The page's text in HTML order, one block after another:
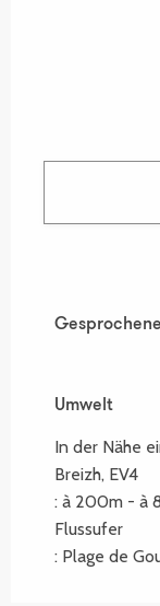
Umwelt
Umwelt
In der Nähe
Breizh, EV4
: à 200m - à
Flussufer
: Plage de